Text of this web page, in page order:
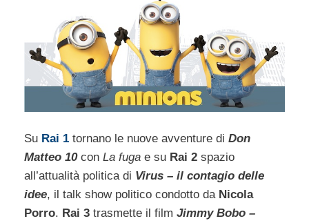
Su Rai 1 tornano le nuove avventure di Don
Matteo 10con La fuga e su Rai 2 spazio
all’attualità politica di Virus – il contagio delle
idee, il talk show politico condotto da Nicola
Porro. Rai 3 trasmette il film Jimmy Bobo –